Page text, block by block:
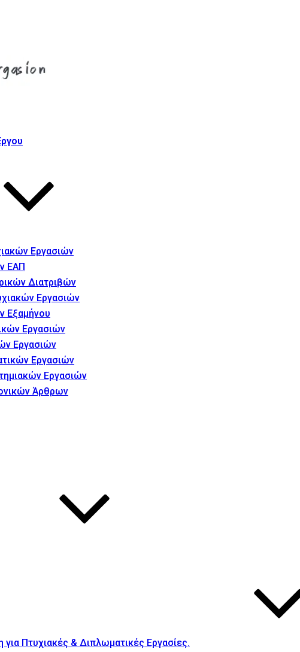
Εργασιών
ΕΑΠ
Διατριβών
Εργασιών
Εξαμήνου
Εργασιών
Εργασιών
Εργασιών
Εργασιών
Άρθρων
για Πτυχιακές & Διπλωματικές Εργασίες.